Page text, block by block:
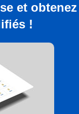
et obtenez
!